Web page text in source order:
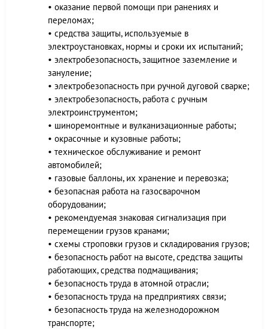
• оказание первой помощи при ранениях и
переломах;
• средства защиты, используемые в
электроустановках, нормы и сроки их испытаний;
• электробезопасность, защитное заземление и
зануление;
• электробезопасность при ручной дуговой сварке;
• электробезопасность, работа с ручным
электроинструментом;
• шиноремонтные и вулканизационные работы;
• окрасочные и кузовные работы;
• техническое обслуживание и ремонт
автомобилей;
• газовые баллоны, их хранение и перевозка;
• безопасная работа на газосварочном
оборудовании;
• рекомендуемая знаковая сигнализация при
перемещении грузов кранами;
• схемы строповки грузов и складирования грузов;
• безопасность работ на высоте, средства защиты
работающих, средства подмащивания;
• безопасность труда в атомной отрасли;
• безопасность труда на предприятиях связи;
• безопасность труда на железнодорожном
транспорте;